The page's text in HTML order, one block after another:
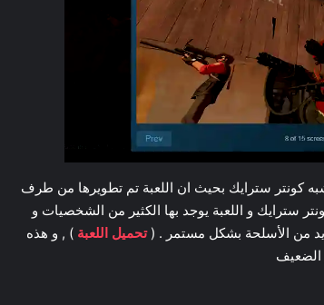
كونتر سترايك بحيث ان اللعبة تم تطويرها من طرف
سترايك و اللعبة يوجد بها الكثير من الشخصيات و
من الأسلحة بشكل مستمر . (تحميل اللعبة ) , و هذه
الضعيف